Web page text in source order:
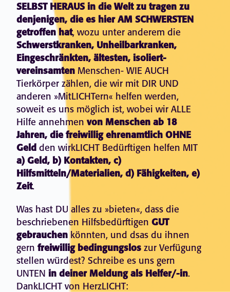
SELBST HERAUS in die Welt zu tragen zu
denjenigen, die es hier AM SCHWERSTEN
getroffen hat, wozu unter anderem die
Schwerstkranken, Unheilbarkranken,
Eingeschränkten, ältesten, isoliert-
vereinsamten Menschen- WIE AUCH
Tierkörper zählen, die wir mit DIR UND
anderen »MitLICHTern« helfen werden,
soweit es uns möglich ist, wobei wir ALLE
Hilfe annehmenvon Menschen ab 18
Jahren, die freiwillig ehrenamtlich OHNE
Geldden wirkLICHT Bedürftigen helfen MIT
a) Geld, b) Kontakten, c)
Hilfsmitteln/Materialien, d) Fähigkeiten, e)
Zeit.
Was hast DU alles zu »bieten«, dass die
beschriebenen HilfsbedürftigenGUT
gebrauchen könnten, und dsas du ihnen
gernfreiwillig bedingungslos zur Verfügung
stellen würdest? Schreibe es uns gern
UNTEN in deiner Meldung als Helfer/-in.
DankLICHT von HerzLICHT: